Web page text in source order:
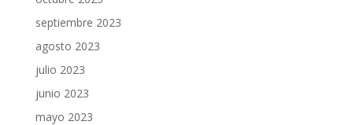
septiembre 2023
agosto 2023
julio 2023
junio 2023
mayo 2023